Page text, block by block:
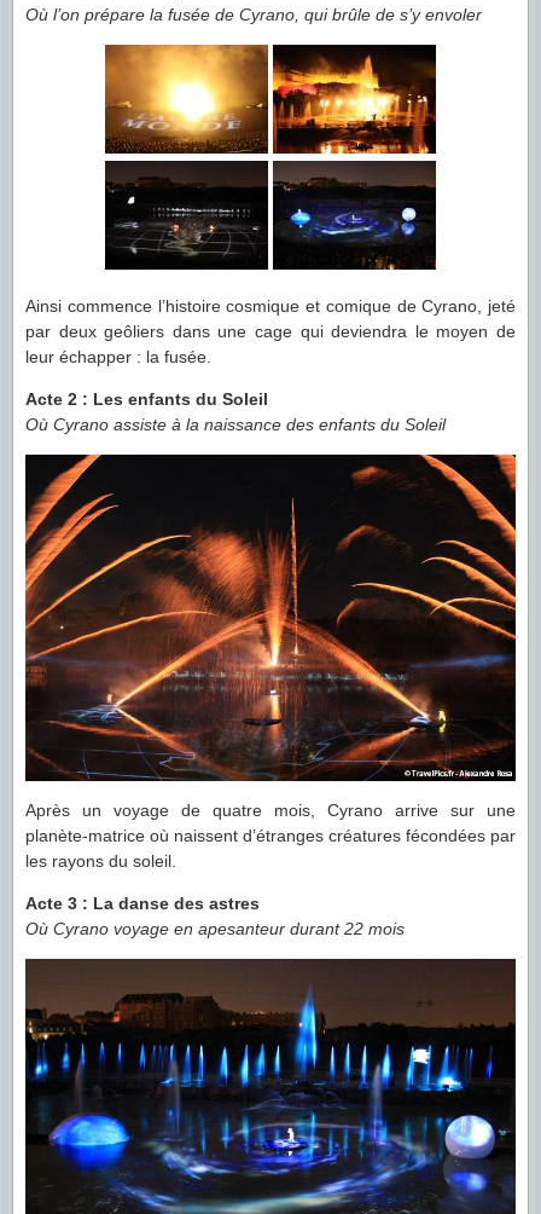
Où l’on prépare la fusée de Cyrano, qui brûle de s’y envoler
Ainsi commence l’histoire cosmique et comique de Cyrano, jeté
par deux geôliers dans une cage qui deviendra le moyen de
leur échapper : la fusée.
Acte 2 : Les enfants du Soleil
Où Cyrano assiste à la naissance des enfants du Soleil
Après un voyage de quatre mois, Cyrano arrive sur une
planète-matrice où naissent d’étranges créatures fécondées par
les rayons du soleil.
Acte 3 : La danse des astres
Où Cyrano voyage en apesanteur durant 22 mois